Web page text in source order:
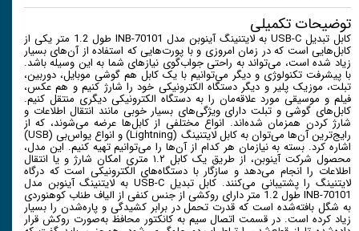
توضیحات تکمیلی
کابل تبدیل USB-C به لایتنینگ آینوبن مدل INB-70101 طول 1.2 متر یکی از
کابل‌هایی است که در زمان امروزی و با پورت‌هایی که استفاده از آن‌های بسیار
زیاد شده است، می‌تواند به راحتی جواب‌گوی نیاز‌های شما به این وسیله باشد.
با پیشرفت تکنولوژی و دیگر می‌توانیم با یک کابل هم گوشی موبایل، دوربین،
تبلت، موزیک پلیر و دیگر دستگاه الکترونیکی خود را شارژ کنیم و هم عکس،
فیلم و موسیقی مورد علاقه‌مان را به دستگاه الکترونیکی دیگری منتقل کنیم.
کابل‌های گوشی و تبلت دارای ویژگی‌های بسیار خوبی مانند انتقال اطلاعات و
شارژ کردن همزمان شده‌اند. انواع مختلفی از کابل‌ها عرضه می‌شوند، که از
رایج‌ترین آن‌ها می‌توان به کابل لایتنینگ (Lightning) و انواع یو‌اس‌بی (USB)
اشاره کرد. بسته به نیازمان هر کدام از آن‌ها را می‌توانیم تهیه کنیم. این مدل،
محصول شرکت آینوبن، از طریق یک کابل ۱.۲ متری امکان شارژ و یا انتقال
اطلاعات را انجام می‌دهد و سازگار با دستگاه‌های الکترونیکی است که درگاه
لایتنینگ را پشتیبانی می‌کنند. کابل تبدیل USB-C به لایتنینگ آینوبن مدل
INB-70101 طول 1.2 متر دارای روکشی از جنس کنفی از الیاف طناب کوهنوردی
به شگل بافته‌شده است که قدرت تحمل در برابر کشیدگی و پاره‌شدن را بسیار
زیاد کرده است. در قسمت اتصال سیم به کانکتور محافظ به‌صورت روکش قرار